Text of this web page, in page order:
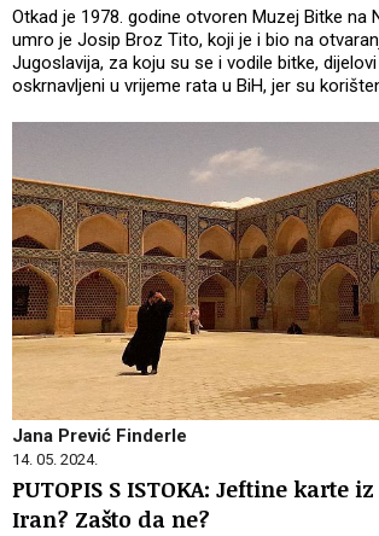
Otkad je 1978. godine otvoren Muzej Bitke na
umro je Josip Broz Tito, koji je i bio na
Jugoslavija, za koju su se i vodile bitke,
oskrnavljeni u vrijeme rata u BiH, jer su
Jana Prević Finderle
14. 05. 2024.
PUTOPIS S ISTOKA: Jeftine karte
Iran? Zašto da ne?